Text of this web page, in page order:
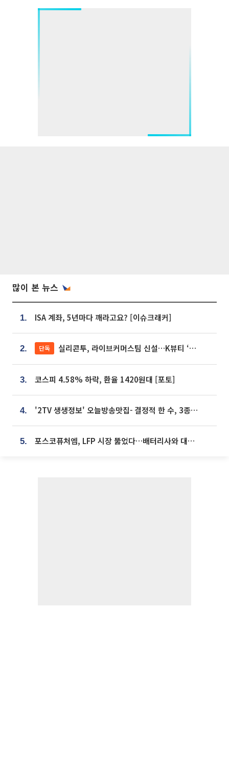
많이 본 뉴스
1. ISA 계좌, 5년마다 깨라고요? [이슈크래커]
2. 단독 실리콘투, 라이브커머스팀 신설…K뷰티 ‘글로벌 판매망’ 확대[K뷰티 라방戰]
3. 코스피 4.58% 하락, 환율 1420원대 [포토]
4. '2TV 생생정보' 오늘방송맛집- 결정적 한 수, 3종 메밀면! 메밀 소바 맛집 '의○○○○'
5. 포스코퓨처엠, LFP 시장 뚫었다…배터리사와 대규모 장기 공급 합의